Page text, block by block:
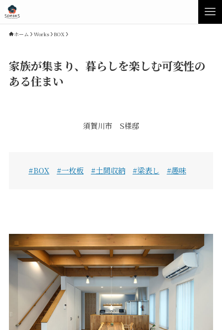
タビュー
価格・プラン
間取りプラン集
Topics
お知らせ
土地情報
About
会社概要
企業理念・トップメッ
ホーム Works BOX
家族が集まり、暮らしを楽しむ可変性の
ある住まい
須賀川市 S様邸
#BOX #一枚板 #土間収納 #梁表し #趣味